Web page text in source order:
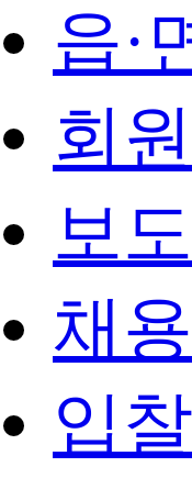
읍·
회
보
채
입